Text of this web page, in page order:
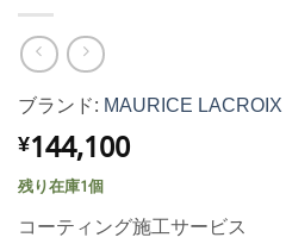
ブランド: MAURICE LACROIX
¥144,100
残り在庫1個
コーティング施工サービス